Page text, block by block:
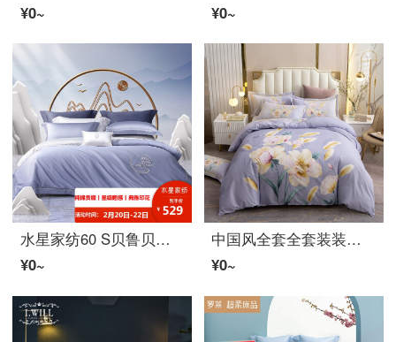
¥0~
¥0~
水星家纺60 S贝鲁贝特的绵贡サテン刺繍贝德上四条酒店高级纯成功布团卡伯皮罗克斯中国风山水キャンバス团卡巴西特皮罗克斯1.8米贝德御·烟辞镜
¥0~
中国风全套全套装装中国风全套装饰包包包大版花贝德上用品套紫烟1.8米贝德四套【包包包包包包200*230 cm】
¥0~